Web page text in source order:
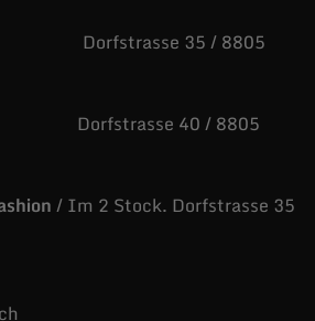
35 / 8805
Dorfstrasse 40 / 8805
/ Im 2 Stock. Dorfstrasse 35